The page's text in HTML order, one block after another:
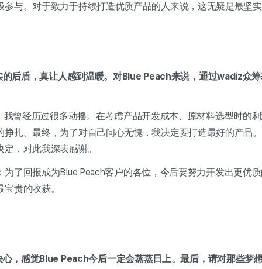
参与。对于致力于持续打造优质产品的人来说，这无疑是最坚
后盾，真让人感到温暖。对Blue Peach来说，通过wadiz众
我曾经历过很多动摇。在考虑产品开发成本、原材料选型时的
挣扎。最终，为了对自己问心无愧，我决定要打造最好的产品
，对此我深表感谢。
为了回报成为Blue Peach客户的各位，今后要努力开发出更优
贵的收获。
，感觉Blue Peach今后一定会蒸蒸日上。最后，请对那些梦